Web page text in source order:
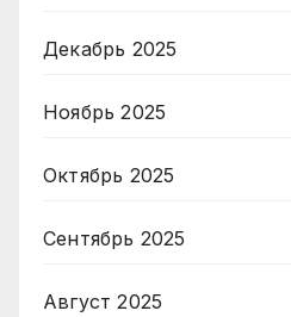
Декабрь 2025
Ноябрь 2025
Октябрь 2025
Сентябрь 2025
Август 2025